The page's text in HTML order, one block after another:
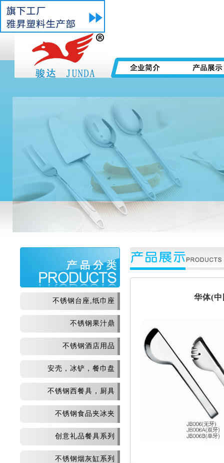
不锈钢台座,纸巾座
不锈钢果汁鼎
不锈钢酒店用品
安壳，冰铲，餐巾盘
不锈钢西餐具，厨具
不锈钢食品夹冰夹
创意礼品餐具系列
不锈钢烟灰缸系列
华体(